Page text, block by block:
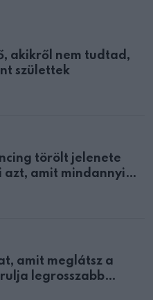
akikről nem tudtad,
születtek
törölt jelenete
azt, amit mindannyian
amit meglátsz a
legrosszabb